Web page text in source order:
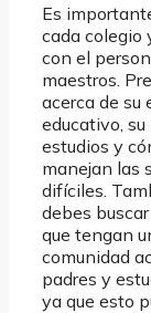
Es
cada colegio
con el
maestros.
acerca de su
educativo,
estudios y
manejan las
difíciles.
debes
que tengan
comunidad
padres y
ya que esto